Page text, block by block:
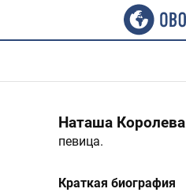
Наташа Королева
певица.
Краткая биография